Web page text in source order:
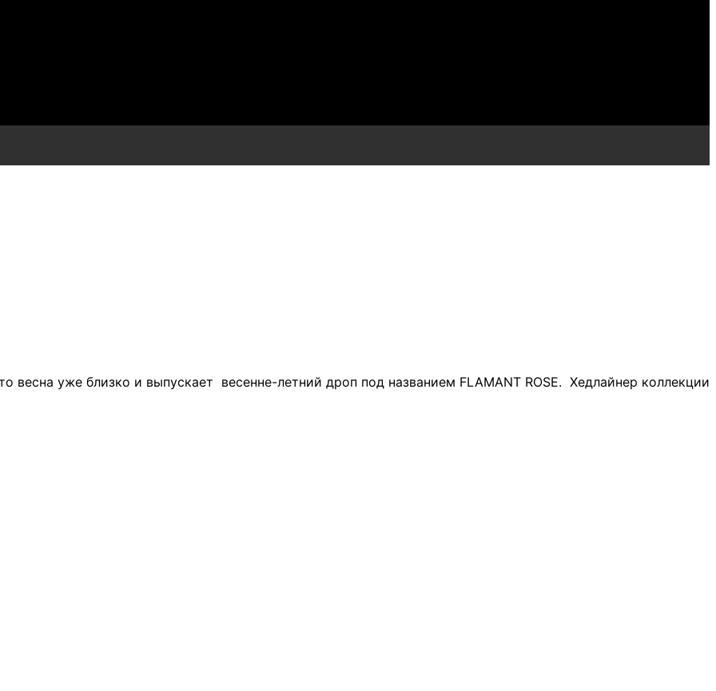
весна уже близко и выпускает весенне-летний дроп под названием FLAMANT ROSE. Хедлайнер коллекции